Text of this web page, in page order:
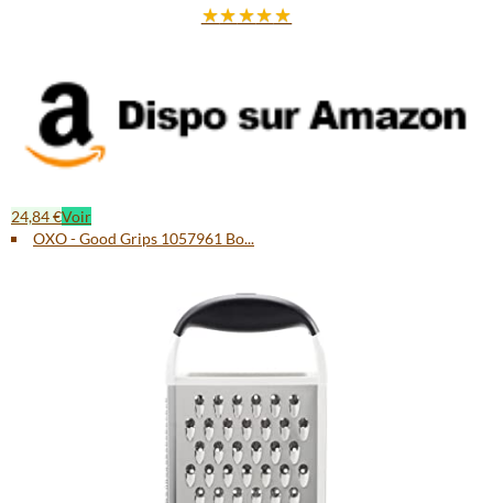
★★★★★
24,84 €Voir
OXO - Good Grips 1057961 Bo...